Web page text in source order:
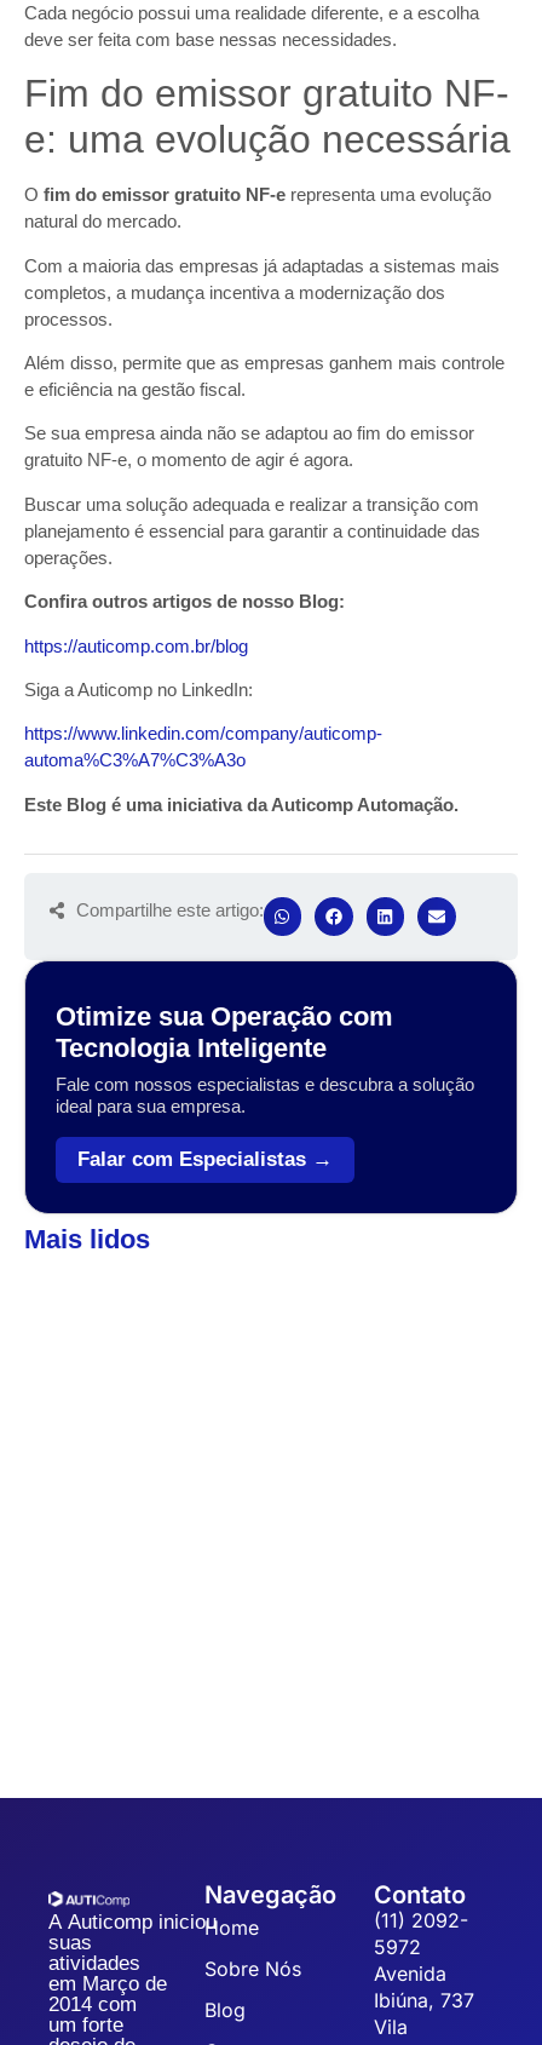
Cada negócio possui uma realidade diferente, e a escolha
deve ser feita com base nessas necessidades.
Fim do emissor gratuito NF-
e: uma evolução necessária
O fim do emissor gratuito NF-e representa uma evolução
natural do mercado.
Com a maioria das empresas já adaptadas a sistemas mais
completos, a mudança incentiva a modernização dos
processos.
Além disso, permite que as empresas ganhem mais controle
e eficiência na gestão fiscal.
Se sua empresa ainda não se adaptou ao fim do emissor
gratuito NF-e, o momento de agir é agora.
Buscar uma solução adequada e realizar a transição com
planejamento é essencial para garantir a continuidade das
operações.
Confira outros artigos de nosso Blog:
https://auticomp.com.br/blog
Siga a Auticomp no LinkedIn:
https://www.linkedin.com/company/auticomp-
automa%C3%A7%C3%A3o
Este Blog é uma iniciativa da Auticomp Automação.
Compartilhe este artigo:
Otimize sua Operação com
Tecnologia Inteligente
Fale com nossos especialistas e descubra a solução
ideal para sua empresa.
Falar com Especialistas →
Mais lidos
A Auticomp iniciou
suas
atividades
em Março de
2014 com
um forte
Navegação
Home
Sobre Nós
Blog
Contato
(11) 2092-
5972
Avenida
Ibiúna, 737
Vila